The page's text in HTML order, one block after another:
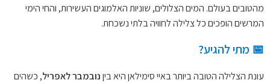
מהטובים בעולם. המים הצלולים, שוניות האלמוגים העשירות, והחי הימי
המרשים הופכים כל צלילה לחוויה בלתי נשכחת.
📅 מתי להגיע?
עונת הצלילה הטובה ביותר באיי סימילאן היא ביןנובמבר לאפריל, כשהים